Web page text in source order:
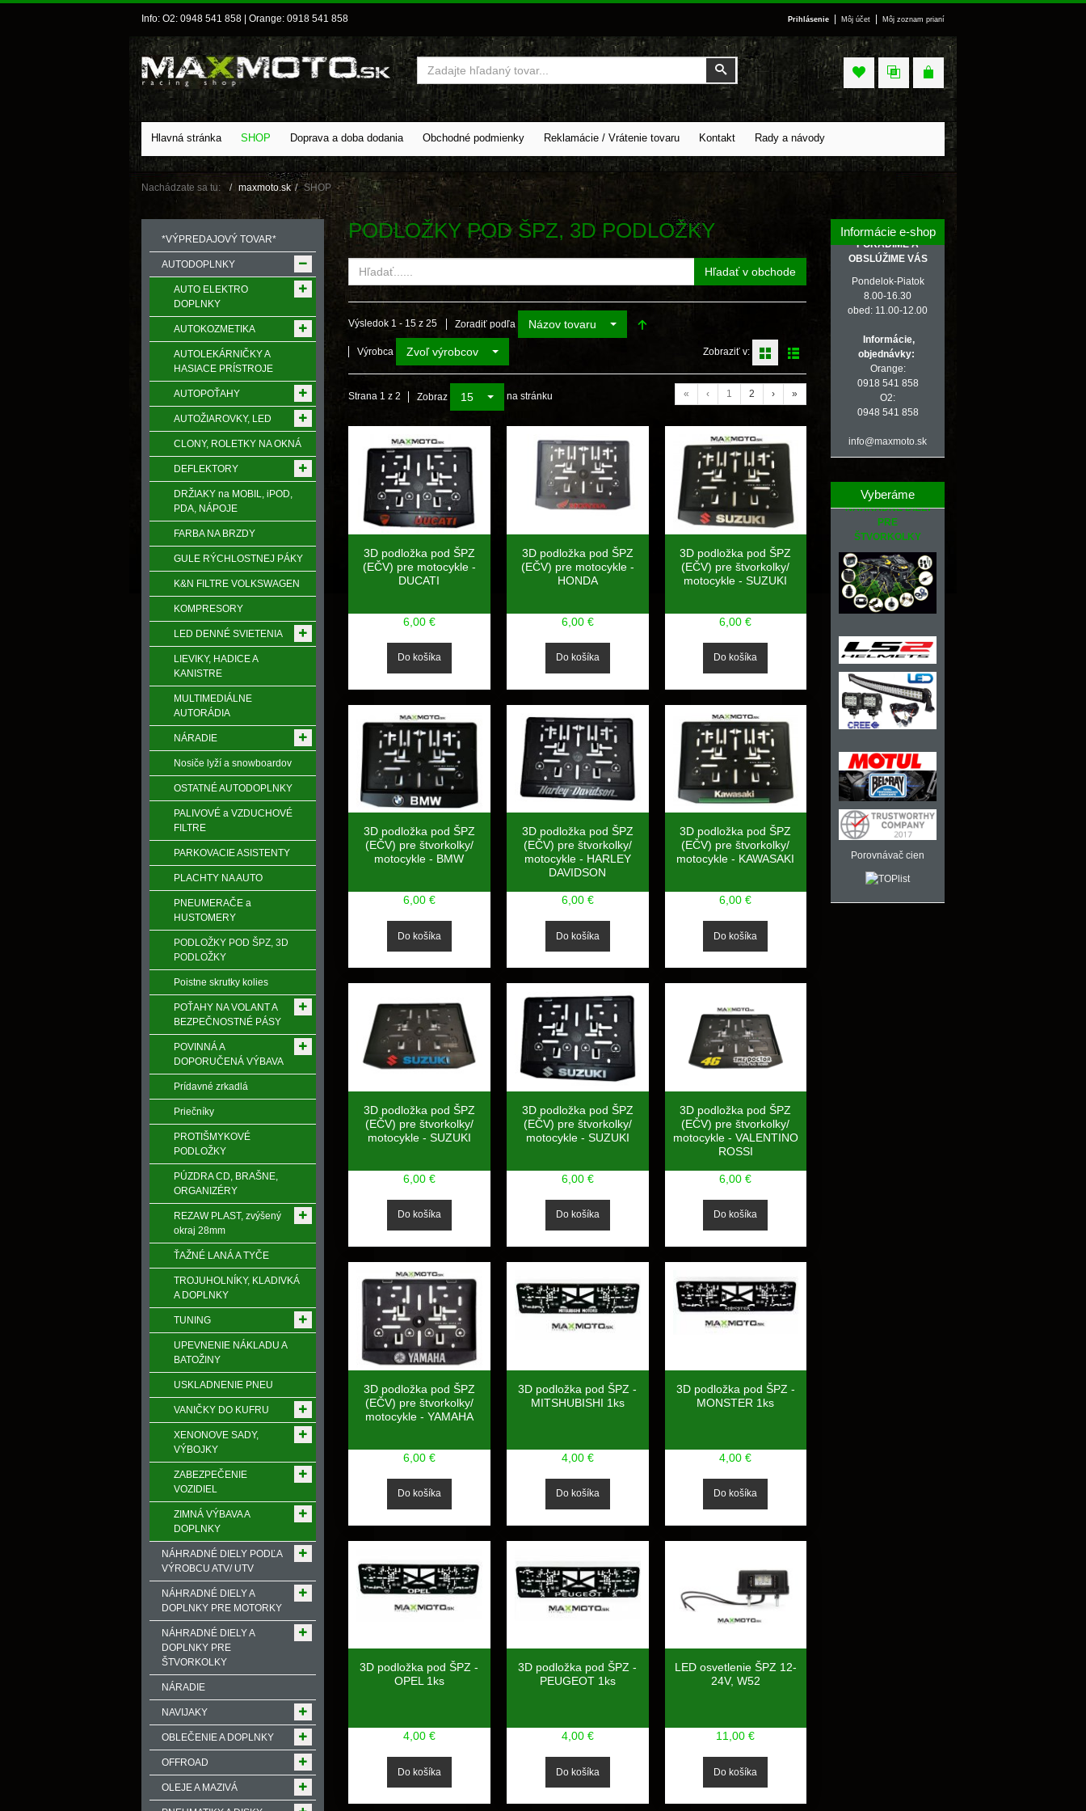
Info: O2: 0948 541 858 | Orange: 0918 541 858 Prihlásenie Môj účet Môj zoznam prianí
Vyhľadať
Vyhľadať
Hlavná stránka SHOP Doprava a doba dodania Obchodné podmienky Reklamácie / Vrátenie tovaru Kontakt Rady a návody
Nachádzate sa tu: maxmoto.sk SHOP
PODLOŽKY POD ŠPZ, 3D PODLOŽKY
Hľadať v obchode
Výsledok 1 - 15 z 25 Zoradiť podľa Názov tovaru
Výrobca Zvoľ výrobcov Zobraziť v:
Strana 1 z 2 Zobraz 15 na stránku « ‹ 1 2 › »
3D podložka pod ŠPZ
(EČV) pre motocykle -
DUCATI
6,00 €
3D podložka pod ŠPZ
(EČV) pre motocykle -
HONDA
6,00 €
3D podložka pod ŠPZ
(EČV) pre štvorkolky/
motocykle - SUZUKI
6,00 €
3D podložka pod ŠPZ
(EČV) pre štvorkolky/
motocykle - BMW
6,00 €
3D podložka pod ŠPZ
(EČV) pre štvorkolky/
motocykle - HARLEY
DAVIDSON
6,00 €
3D podložka pod ŠPZ
(EČV) pre štvorkolky/
motocykle - KAWASAKI
6,00 €
3D podložka pod ŠPZ
(EČV) pre štvorkolky/
motocykle - SUZUKI
6,00 €
3D podložka pod ŠPZ
(EČV) pre štvorkolky/
motocykle - SUZUKI
6,00 €
3D podložka pod ŠPZ
(EČV) pre štvorkolky/
motocykle - VALENTINO
ROSSI
6,00 €
3D podložka pod ŠPZ
(EČV) pre štvorkolky/
motocykle - YAMAHA
6,00 €
3D podložka pod ŠPZ -
MITSHUBISHI 1ks
4,00 €
3D podložka pod ŠPZ -
MONSTER 1ks
4,00 €
3D podložka pod ŠPZ -
OPEL 1ks
4,00 €
3D podložka pod ŠPZ -
PEUGEOT 1ks
4,00 €
LED osvetlenie ŠPZ 12-
24V, W52
11,00 €
*VÝPREDAJOVÝ TOVAR*
AUTODOPLNKY
AUTO ELEKTRO
DOPLNKY
AUTOKOZMETIKA
AUTOLEKÁRNIČKY A
HASIACE PRÍSTROJE
AUTOPOŤAHY
AUTOŽIAROVKY, LED
CLONY, ROLETKY NA OKNÁ
DEFLEKTORY
DRŽIAKY na MOBIL, iPOD,
PDA, NÁPOJE
FARBA NA BRZDY
GULE RÝCHLOSTNEJ PÁKY
K&N FILTRE VOLKSWAGEN
KOMPRESORY
LED DENNÉ SVIETENIA
LIEVIKY, HADICE A
KANISTRE
MULTIMEDIÁLNE
AUTORÁDIA
NÁRADIE
Nosiče lyží a snowboardov
OSTATNÉ AUTODOPLNKY
PALIVOVÉ a VZDUCHOVÉ
FILTRE
PARKOVACIE ASISTENTY
PLACHTY NA AUTO
PNEUMERAČE a
HUSTOMERY
PODLOŽKY POD ŠPZ, 3D
PODLOŽKY
Poistne skrutky kolies
POŤAHY NA VOLANT A
BEZPEČNOSTNÉ PÁSY
POVINNÁ A
DOPORUČENÁ VÝBAVA
Prídavné zrkadlá
Priečníky
PROTIŠMYKOVÉ
PODLOŽKY
PÚZDRA CD, BRAŠNE,
ORGANIZÉRY
REZAW PLAST, zvýšený
okraj 28mm
ŤAŽNÉ LANÁ A TYČE
TROJUHOLNÍKY, KLADIVKÁ
A DOPLNKY
TUNING
UPEVNENIE NÁKLADU A
BATOŽINY
USKLADNENIE PNEU
VANIČKY DO KUFRU
XENONOVE SADY,
VÝBOJKY
ZABEZPEČENIE
VOZIDIEL
ZIMNÁ VÝBAVA A
DOPLNKY
NÁHRADNÉ DIELY PODĽA
VÝROBCU ATV/ UTV
NÁHRADNÉ DIELY A
DOPLNKY PRE MOTORKY
NÁHRADNÉ DIELY A
DOPLNKY PRE
ŠTVORKOLKY
NÁRADIE
NAVIJAKY
OBLEČENIE A DOPLNKY
OFFROAD
OLEJE A MAZIVÁ
Informácie e-shop
PORADÍME A
OBSLÚŽIME VÁS
Pondelok-Piatok
8.00-16.30
obed: 11.00-12.00
Informácie,
objednávky:
Orange:
0918 541 858
O2:
0948 541 858
info@maxmoto.sk
Vyberáme
NÁHRADNÉ DIELY
PRE
ŠTVORKOLKY
Porovnávač cien